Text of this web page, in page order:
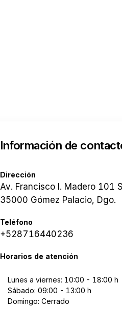
Información de
Dirección
Av. Francisco I. Madero 101
35000 Gómez Palacio, Dgo.
Teléfono
+528716440236
Horarios de atención
Lunes a viernes: 10:00 - 18:00 h
Sábado: 09:00 - 13:00 h
Domingo: Cerrado